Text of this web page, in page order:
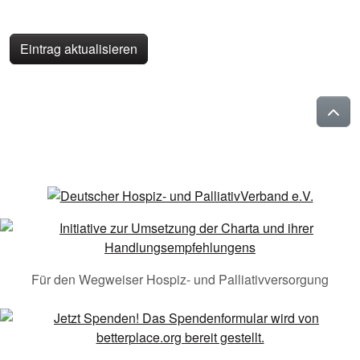
Eintrag aktualisieren
Für den Wegweiser Hospiz- und Palliativversorgung